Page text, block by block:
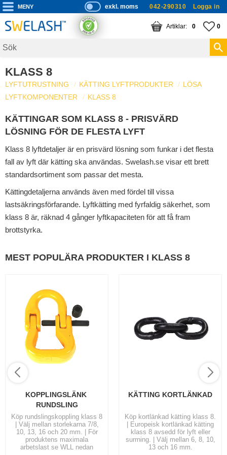
Meny
P
ri
s
a
s
exkl. moms 042-290310 Logga in
0
KUNDVAGN
ANTAL 0
KLASS 8
LYFTUTRUSTNING KÄTTING LYFTPRODUKTER
LÖSA
LYFTKOMPONENTER
KLASS 8
KÄTTINGAR SOM KLASS 8 - PRISVÄRD
LÖSNING FÖR DE FLESTA LYFT
Klass 8 lyftdetaljer är en prisvärd lösning som funkar i det flesta
fall av lyft där kätting ska användas. Swelash.se visar ett brett
standardsortiment som passar det mesta.
Kättingdetaljerna används även med fördel till vissa
lastsäkringsförfarande. Lyftkätting med fyrfaldig säkerhet, som
klass 8 är, räknad 4 gånger lyftkapaciteten för att få fram
brottstyrka.
MEST POPULÄRA PRODUKTER I KLASS 8
KOPPLINGSLÄNK
RUNDSLING
Köp rundslingskoppling klass 8
| Välj mellan storlekarna 7/8,
10, 13, 16 och 20 mm. | För
produktens maximala
arbetslast se WLL nedan
KÄTTING KORTLÄNKAD
Köp kortlänkad kätting klass 8.
| Europeisk kortlänkad kätting
klass 8 avsedd för lyft eller
surrning. | Välj mellan 6, 8, 10,
13 och 16 mm.